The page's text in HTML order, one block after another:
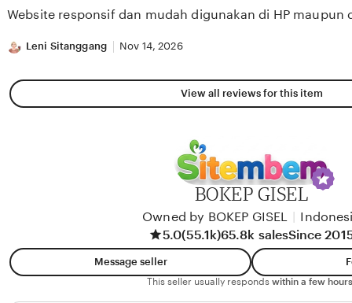
5
Website responsif dan mudah digunakan di HP maupun
Leni Sitanggang Nov 14, 2026
View all reviews for this item
BOKEP GISEL
Owned by BOKEP GISEL
5.0(55.1k)65.8k salesSince
Message seller
This seller usually responds within a few